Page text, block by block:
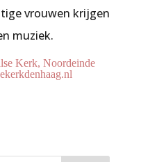
vrouwen krijgen
muziek.
Kerk, Noordeinde